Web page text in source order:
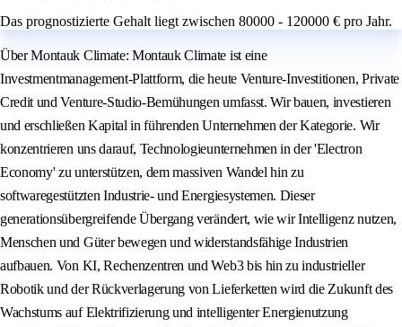
Das prognostizierte Gehalt liegt zwischen 80000 - 120000 € pro Jahr.
Über Montauk Climate: Montauk Climate ist eine
Investmentmanagement-Plattform, die heute Venture-Investitionen, Private
Credit und Venture-Studio-Bemühungen umfasst. Wir bauen, investieren
und erschließen Kapital in führenden Unternehmen der Kategorie. Wir
konzentrieren uns darauf, Technologieunternehmen in der 'Electron
Economy' zu unterstützen, dem massiven Wandel hin zu
softwaregestützten Industrie- und Energiesystemen. Dieser
generationsübergreifende Übergang verändert, wie wir Intelligenz nutzen,
Menschen und Güter bewegen und widerstandsfähige Industrien
aufbauen. Von KI, Rechenzentren und Web3 bis hin zu industrieller
Robotik und der Rückverlagerung von Lieferketten wird die Zukunft des
Wachstums auf Elektrifizierung und intelligenter Energienutzung